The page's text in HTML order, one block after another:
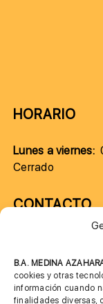
B.A. MEDINA
cookies y otras
información cuando
finalidades diversas,
HORARIO
Lunes a viernes:
Cerrado
CONTACTO
685 901